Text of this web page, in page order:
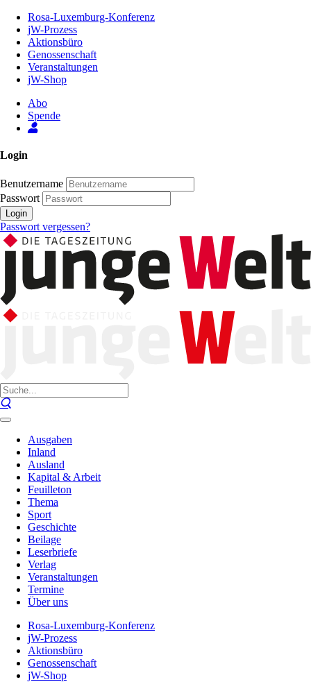
Inhalt
Seite
Rosa-Luxemburg-Konferenz
jW-Prozess
Aktionsbüro
Genossenschaft
Veranstaltungen
jW-Shop
Abo
Spende
Login
Benutzername
Passwort
Login
Passwort vergessen?
Ausgaben
Inland
Ausland
Kapital & Arbeit
Feuilleton
Thema
Sport
Geschichte
Beilage
Leserbriefe
Verlag
Veranstaltungen
Termine
Über uns
Rosa-Luxemburg-Konferenz
jW-Prozess
Aktionsbüro
Genossenschaft
jW-Shop